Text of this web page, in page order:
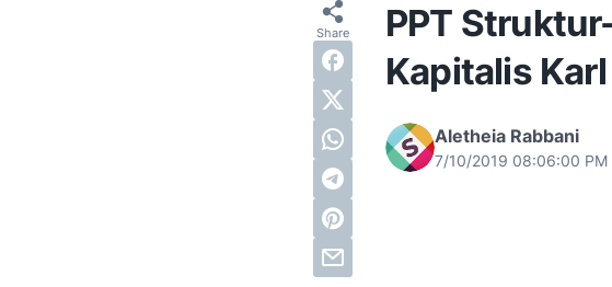
PPT
Kapitalis
Aletheia Rabbani
7/10/2019 08:06:00 PM